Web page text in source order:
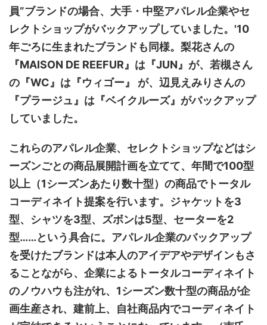
員”ブランドの場合、大手・中堅アパレル企業やセ
レクトショップがバックアップしていました。'10
年ごろに生まれたブランドも同様。梨花さんの
『MAISON DE REEFUR』は『JUN』が、若槻さん
の『WC』は『ウィゴー』 が、辺見えみりさんの
『プラージュ』は『ベイクルーズ』がバックアップ
していました。
これらのアパレル企業、セレクトショップなどはシ
ーズンごとの商品展開計画を立てて、年間で100型
以上（1シーズンあたり数十型）の商品でトータル
コーディネイト提案を行います。ジャケットを3
型、シャツを3型、ズボンは5型、セーターを2
型……という具合に。アパレル企業のバックアップ
を受けたブランドは本人のアイデアやデザインもさ
ることながら、企業によるトータルコーディネイト
のノウハウも注がれ、1シーズン数十型の商品が企
画生産され、建前上、自社商品内でコーディネイト